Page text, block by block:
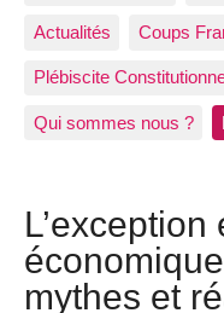
Actualités Coups
Plébiscite
Qui sommes nous ?
L’exception
mythes et